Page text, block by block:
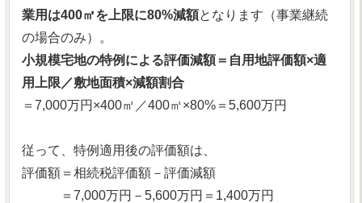
業用は400㎡を上限に80%減額となります（事業継続
の場合のみ）。
小規模宅地の特例による評価減額＝自用地評価額×適
用上限／敷地面積×減額割合
＝7,000万円×400㎡／400㎡×80%＝5,600万円
従って、特例適用後の評価額は、
評価額＝相続税評価額－評価減額
＝7,000万円－5,600万円＝1,400万円